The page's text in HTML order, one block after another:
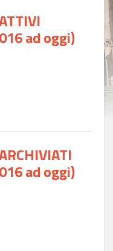
ad oggi)
ad oggi)